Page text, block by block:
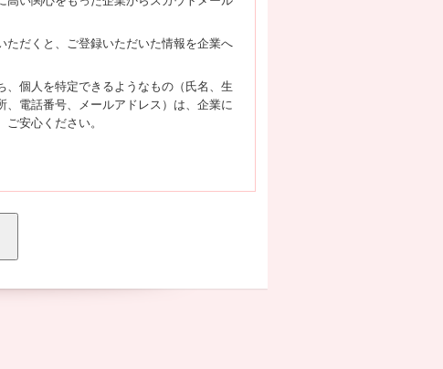
ただくと、ご登録いただいた情報を企業へ
、個人を特定できるようなもの（氏名、生
、電話番号、メールアドレス）は、企業に
安心ください。